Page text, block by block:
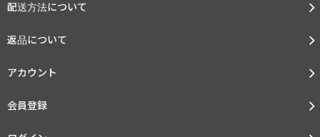
配送方法について
返品について
アカウント
会員登録